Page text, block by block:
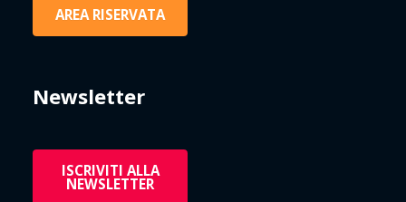
AREA RISERVATA
Newsletter
ISCRIVITI ALLA
NEWSLETTER